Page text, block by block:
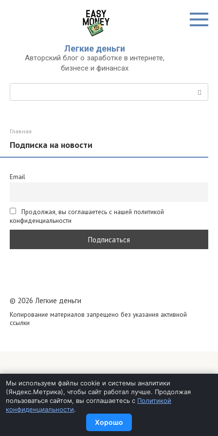
Легкие деньги
Авторский блог о заработке в интернете,
бизнесе и финансах
Поиск:
Главная
Подписка на новости
Email
Продолжая, вы соглашаетесь с нашей политикой
конфиденциальности
© 2026 Легкие деньги
Копирование материалов запрещено без указания активной
ссылки
Мы используем файлы cookie и системы аналитики
(Яндекс.Метрика), чтобы сайт работал лучше. Продолжая
пользоваться сайтом, вы соглашаетесь с Политикой
конфиденциальности.
Хорошо